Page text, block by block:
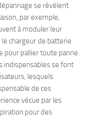
se révèlent
par exemple,
à moduler leur
chargeur de batterie
pour pallier toute panne.
indispensables se font
lesquels
de ces
vécue par les
pour des